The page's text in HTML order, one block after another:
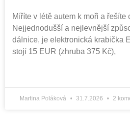
Míříte v létě autem k moři a řešíte
Nejjednodušší a nejlevnější
dálnice, je elektronická krabička
stojí 15 EUR (zhruba 375 Kč),
Martina Poláková 31.7.2026 2